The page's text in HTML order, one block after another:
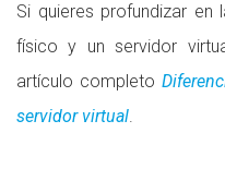
Si quieres profundizar en
físico y un servidor
artículo completo
servidor virtual.